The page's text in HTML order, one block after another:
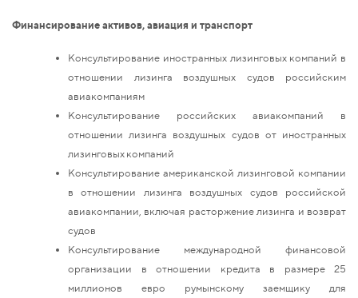
Финансирование активов, авиация и транспорт
Консультирование иностранных лизинговых компаний в
отношении лизинга воздушных судов российским
авиакомпаниям
Консультирование российских авиакомпаний в
отношении лизинга воздушных судов от иностранных
лизинговых компаний
Консультирование американской лизинговой компании
в отношении лизинга воздушных судов российской
авиакомпании, включая расторжение лизинга и возврат
судов
Консультирование международной финансовой
организации в отношении кредита в размере 25
миллионов евро румынскому заемщику для